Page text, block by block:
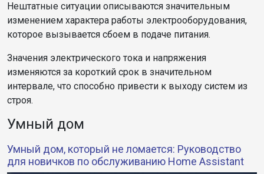
Нештатные ситуации описываются значительным
изменением характера работы электрооборудования,
которое вызывается сбоем в подаче питания.
Значения электрического тока и напряжения
изменяются за короткий срок в значительном
интервале, что способно привести к выходу систем из
строя.
Умный дом
Умный дом, который не ломается: Руководство
для новичков по обслуживанию Home Assistant